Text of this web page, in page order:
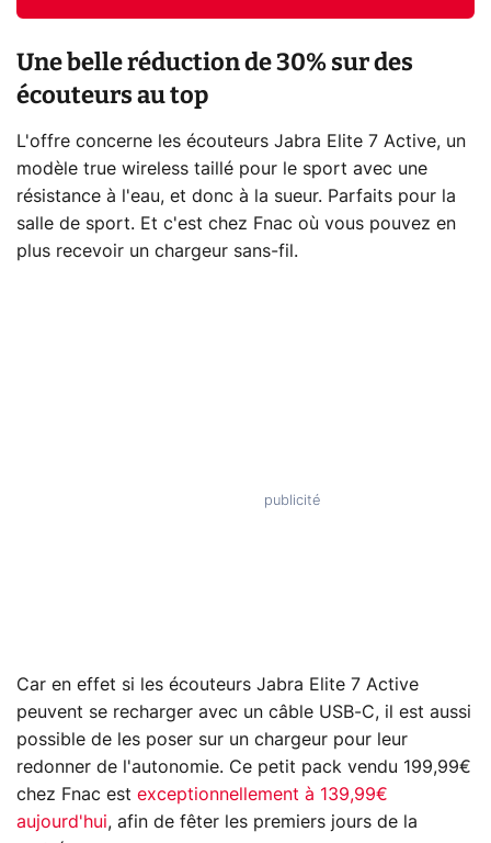
Une belle réduction de 30% sur des
écouteurs au top
L'offre concerne les écouteurs Jabra Elite 7 Active, un
modèle true wireless taillé pour le sport avec une
résistance à l'eau, et donc à la sueur. Parfaits pour la
salle de sport. Et c'est chez Fnac où vous pouvez en
plus recevoir un chargeur sans-fil.
Car en effet si les écouteurs Jabra Elite 7 Active
peuvent se recharger avec un câble USB-C, il est aussi
possible de les poser sur un chargeur pour leur
redonner de l'autonomie. Ce petit pack vendu 199,99€
chez Fnac est exceptionnellement à 139,99€
aujourd'hui, afin de fêter les premiers jours de la